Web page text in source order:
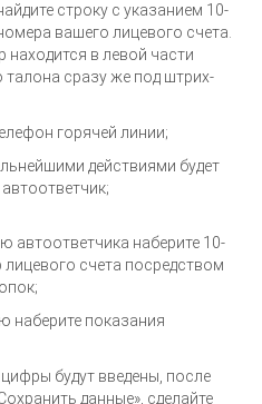
строку с указанием 10-
вашего лицевого счета.
находится в левой части
талона сразу же под штрих-
горячей линии;
действиями будет
автоответчика наберите 10-
счета посредством
наберите показания
будут введены, после
данные», сделайте